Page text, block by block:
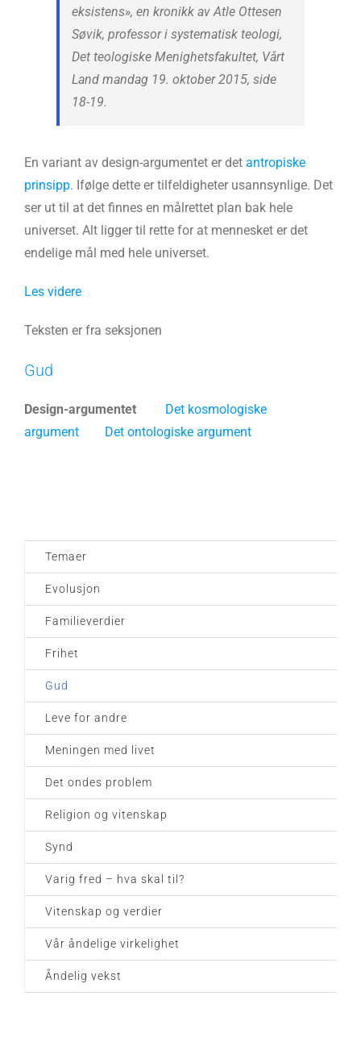
eksistens», en kronikk av Atle Ottesen
Søvik, professor i systematisk teologi,
Det teologiske Menighetsfakultet, Vårt
Land mandag 19. oktober 2015, side
18-19.
En variant av design-argumentet er det antropiske
prinsipp. Ifølge dette er tilfeldigheter usannsynlige. Det
ser ut til at det finnes en målrettet plan bak hele
universet. Alt ligger til rette for at mennesket er det
endelige mål med hele universet.
Les videre
Teksten er fra seksjonen
Gud
Design-argumentet
Det kosmologiske
argument
Det ontologiske argument
Temaer
Evolusjon
Familieverdier
Frihet
Gud
Leve for andre
Meningen med livet
Det ondes problem
Religion og vitenskap
Synd
Varig fred – hva skal til?
Vitenskap og verdier
Vår åndelige virkelighet
Åndelig vekst